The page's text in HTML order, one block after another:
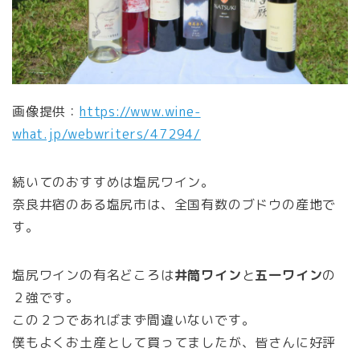
画像提供： https://www.wine-
what.jp/webwriters/47294/
続いてのおすすめは塩尻ワイン。
奈良井宿のある塩尻市は、全国有数のブドウの産地で
す。
塩尻ワインの有名どころは井筒ワインと五一ワインの
２強です。
この２つであればまず間違いないです。
僕もよくお土産として買ってましたが、皆さんに好評